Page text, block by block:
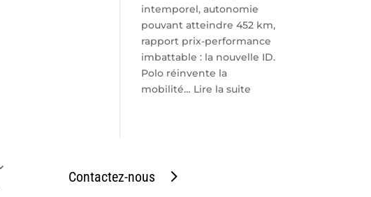
intemporel, autonomie
pouvant atteindre 452 km,
rapport prix-performance
imbattable : la nouvelle ID.
Polo réinvente la
mobilité… Lire la suite
Contactez-nous